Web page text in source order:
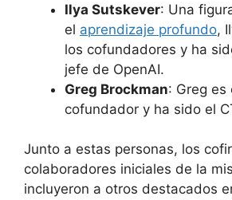
Ilya Sutskever: Una
el aprendizaje profundo,
los cofundadores y ha
jefe de OpenAI.
Greg Brockman: Greg es
cofundador y ha sido el
Junto a estas personas, los
colaboradores iniciales de la
incluyeron a otros destacados